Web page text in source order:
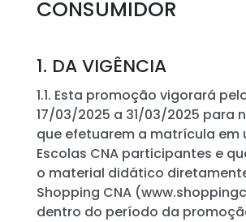
CONSUMIDOR
1. DA VIGÊNCIA
1.1. Esta promoção vigorará
17/03/2025 a 31/03/2025 para
que efetuarem a matrícula em
Escolas CNA participantes e
o material didático
Shopping CNA
dentro do período da